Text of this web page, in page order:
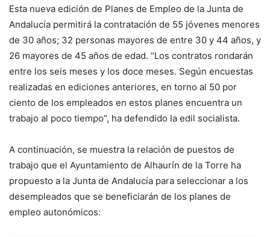
Esta nueva edición de Planes de Empleo de la Junta de
Andalucía permitirá la contratación de 55 jóvenes menores
de 30 años; 32 personas mayores de entre 30 y 44 años, y
26 mayores de 45 años de edad. “Los contratos rondarán
entre los seis meses y los doce meses. Según encuestas
realizadas en ediciones anteriores, en torno al 50 por
ciento de los empleados en estos planes encuentra un
trabajo al poco tiempo”, ha defendido la edil socialista.
A continuación, se muestra la relación de puestos de
trabajo que el Ayuntamiento de Alhaurín de la Torre ha
propuesto a la Junta de Andalucía para seleccionar a los
desempleados que se beneficiarán de los planes de
empleo autonómicos: